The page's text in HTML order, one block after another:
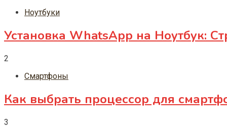
Ноутбуки
Установка WhatsApp на Ноутбук:
2
Смартфоны
Как выбрать процессор для
3